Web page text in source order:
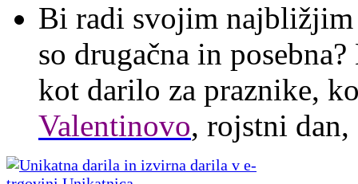
Bi radi svojim
so drugačna in
kot darilo za praznike,
Valentinovo, rojstni